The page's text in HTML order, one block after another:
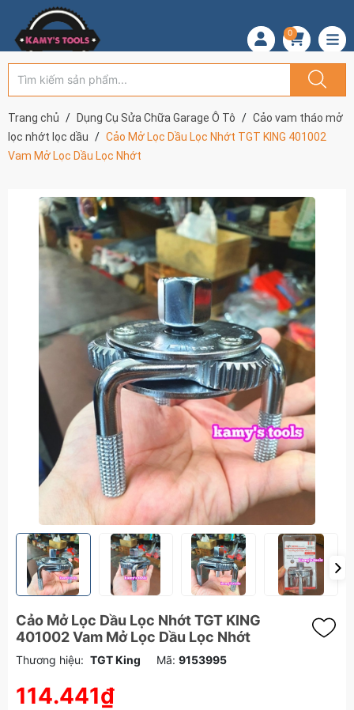
0
Trang chủ Dụng Cụ Sửa Chữa Garage Ô Tô
Cảo vam tháo mở
lọc nhớt lọc dầu
Cảo Mở Lọc Dầu Lọc Nhớt TGT KING 401002
Vam Mở Lọc Dầu Lọc Nhớt
Cảo Mở Lọc Dầu Lọc Nhớt TGT KING
401002 Vam Mở Lọc Dầu Lọc Nhớt
Thương hiệu: TGT King Mã: 9153995
114.441₫